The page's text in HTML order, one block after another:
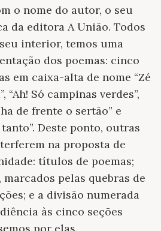
o nome do autor, o seu
da editora A União. Todos
interior, temos uma
dos poemas: cinco
em caixa-alta de nome “Zé
“Ah! Só campinas verdes”,
de frente o sertão” e
Deste ponto, outras
na proposta de
títulos de poemas;
pelas quebras de
e a divisão numerada
às cinco seções